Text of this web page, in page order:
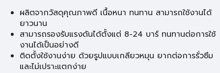
ผลิตจากวัสดุคุณภาพดี เนื้อหนา ทนทาน สามารถใช้งานได้
ยาวนาน
สามารถรองรับแรงดันได้ตั้งแต่ 8-24 บาร์ ทนทานต่อการใช้
งานได้เป็นอย่างดี
ติดตั้งใช้งานง่าย ด้วยรูปแบบเกลียวหมุน ยากต่อการรั่วซึม
และไม่เปราะแตกง่าย